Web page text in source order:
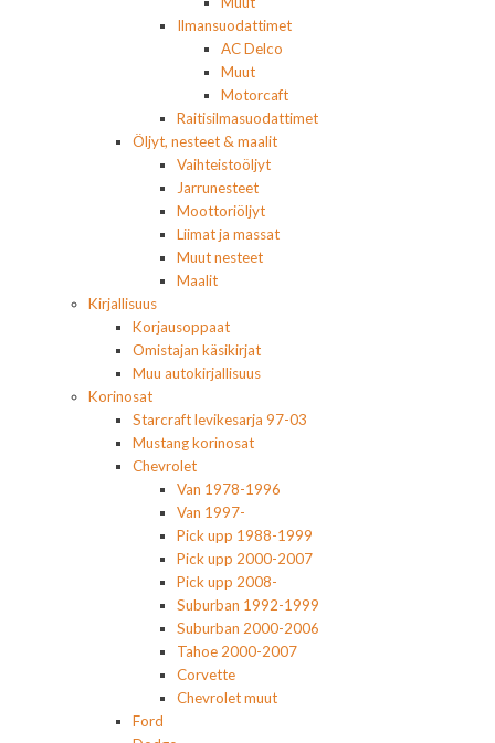
Ilmansuodattimet
AC Delco
Muut
Motorcaft
Raitisilmasuodattimet
Öljyt, nesteet & maalit
Vaihteistoöljyt
Jarrunesteet
Moottoriöljyt
Liimat ja massat
Muut nesteet
Maalit
Kirjallisuus
Korjausoppaat
Omistajan käsikirjat
Muu autokirjallisuus
Korinosat
Starcraft levikesarja 97-03
Mustang korinosat
Chevrolet
Van 1978-1996
Van 1997-
Pick upp 1988-1999
Pick upp 2000-2007
Pick upp 2008-
Suburban 1992-1999
Suburban 2000-2006
Tahoe 2000-2007
Corvette
Chevrolet muut
Ford